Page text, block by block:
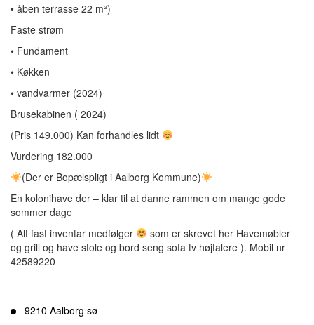
• åben terrasse 22 m²)
Faste strøm
• Fundament
• Køkken
• vandvarmer (2024)
Brusekabinen ( 2024)
(Pris 149.000) Kan forhandles lidt
Vurdering 182.000
(Der er Bopælspligt i Aalborg Kommune)
En kolonihave der – klar til at danne rammen om mange gode
sommer dage
( Alt fast inventar medfølger
som er skrevet her Havemøbler
og grill og have stole og bord seng sofa tv højtalere ). Mobil nr
42589220
9210 Aalborg sø